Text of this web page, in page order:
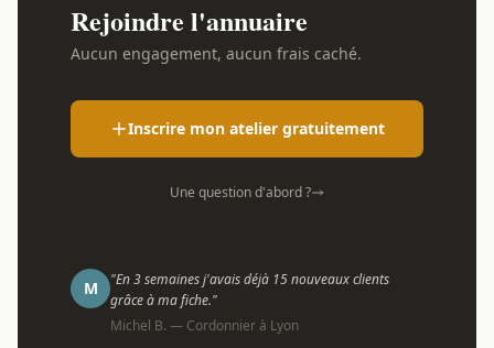
Rejoindre l'annuaire
Aucun engagement, aucun frais caché.
Inscrire mon atelier gratuitement
Une question d'abord ?
M
"En 3 semaines j'avais déjà 15 nouveaux clients
grâce à ma fiche."
Michel B. — Cordonnier à Lyon